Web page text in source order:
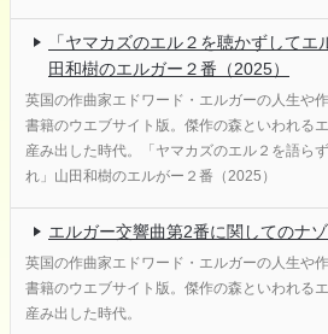
「ヤマカズのエル２を聴かずして
田和樹のエルガー２番（2025）
英国の作曲家エドワード・エルガーの人生や
書籍のウエブサイト版。傑作の森といわれる
産み出した時代。「ヤマカズのエル２を語ら
れ」山田和樹のエルがー２番（2025）
エルガー交響曲第2番に関してのナゾ
英国の作曲家エドワード・エルガーの人生や
書籍のウエブサイト版。傑作の森といわれる
産み出した時代。